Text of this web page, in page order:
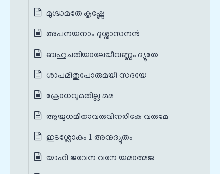
മുഗ്ദ്ധമതേ കൃഷ്ണേ
അപനയനാം ദുശ്ശാസനൻ
ബഹുചതിയാലേയീവണ്ണം ദ്യൂതേ
ശാപമിതുപോരുമയി സദയേ
ക്രോധവുമതില്ല മമ
ആയുധമിതാവരുവിനരികേ വരുമേ
ഇടശ്ലോകം 1 അനുദ്യൂതം
യാഹി ജവേന വനേ യമാത്മജ